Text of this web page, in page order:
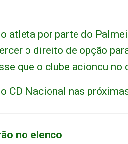
atleta por parte do
o direito de opção
que o clube acionou no
CD Nacional nas
no elenco